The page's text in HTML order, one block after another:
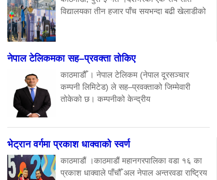
विद्यालयका तीन हजार पाँच सयभन्दा बढी खेलाडीको
नेपाल टेलिकमका सह–प्रवक्ता तोकिए
काठमाडौँ । नेपाल टेलिकम (नेपाल दूरसञ्चार
कम्पनी लिमिटेड) ले सह–प्रवक्ताको जिम्मेवारी
तोकेको छ। कम्पनीको केन्द्रीय
भेट्रान वर्गमा प्रकाश धाक्वाको स्वर्ण
काठमाडौं ।काठमाडौं महानगरपालिका वडा १६ का
प्रकाश धाक्वाले पाँचौँ अल नेपाल अन्तरवडा राष्ट्रिय